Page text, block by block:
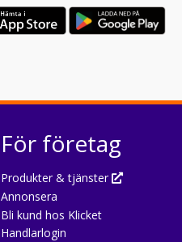
För företag
Produkter & tjänster
Annonsera
Bli kund hos Klicket
Handlarlogin